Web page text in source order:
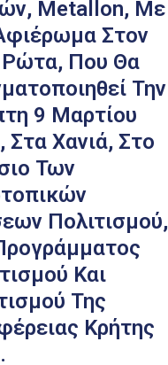
Metallon, Με
Στον
Ρώτα, Που Θα
Την
9 Μαρτίου
Στα Χανιά, Στο
Των
Πολιτισμού,
Και
Της
Κρήτης